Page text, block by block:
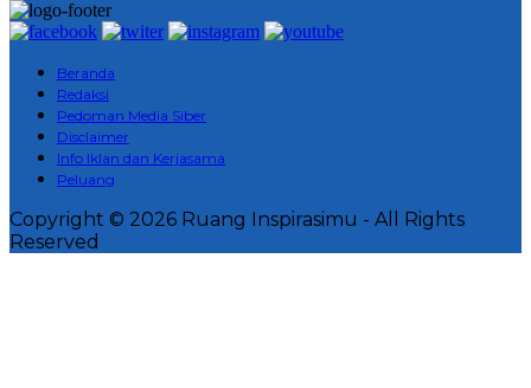
Beranda
Redaksi
Pedoman Media Siber
Disclaimer
Info Iklan dan Kerjasama
Peluang
Copyright © 2026 Ruang Inspirasimu - All Rights
Reserved